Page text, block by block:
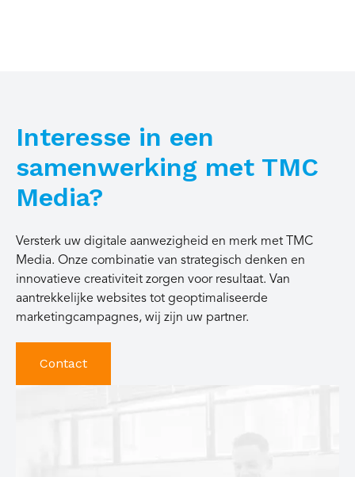
Interesse in een
samenwerking met TMC
Media?
Versterk uw digitale aanwezigheid en merk met TMC
Media. Onze combinatie van strategisch denken en
innovatieve creativiteit zorgen voor resultaat. Van
aantrekkelijke websites tot geoptimaliseerde
marketingcampagnes, wij zijn uw partner.
Contact